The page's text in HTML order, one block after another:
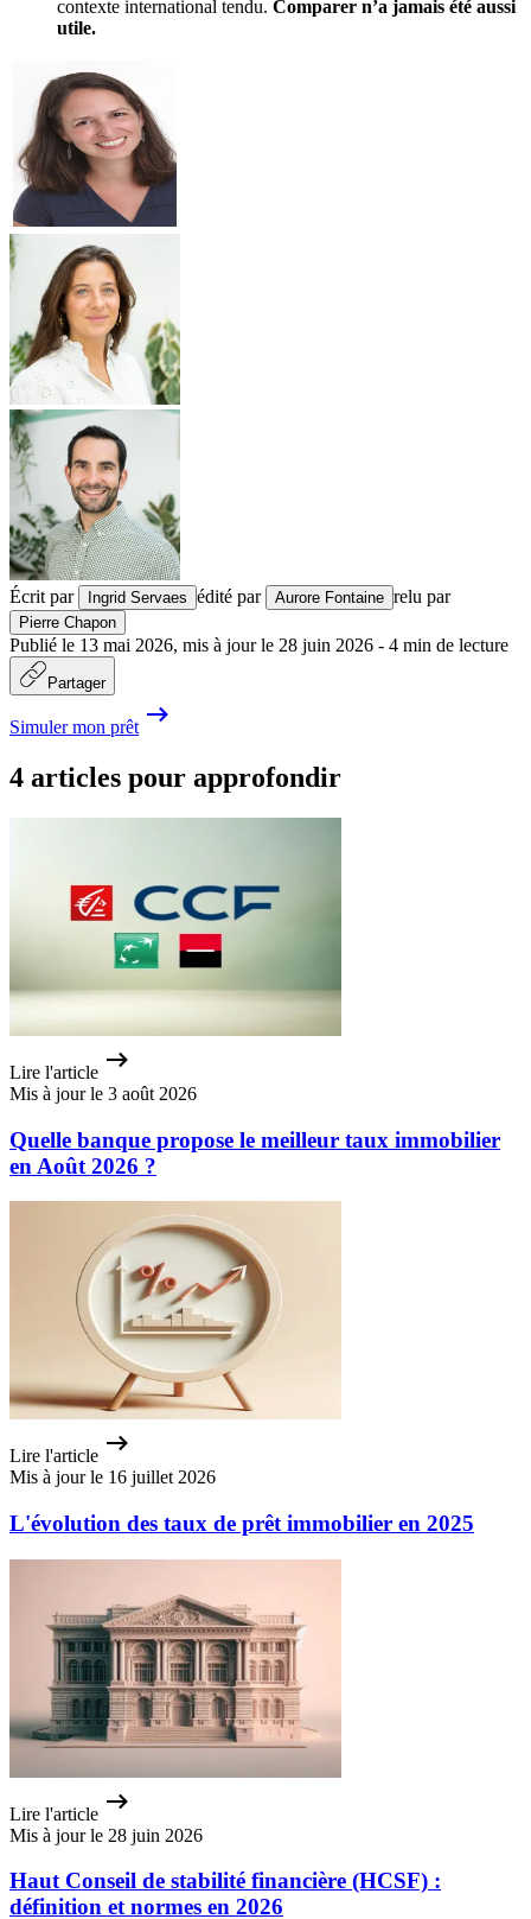
contexte international tendu. Comparer n’a jamais été aussi
utile.
Écrit par Ingrid Servaes édité par Aurore Fontaine relu par
Pierre Chapon
Publié le 13 mai 2026, mis à jour le 28 juin 2026 - 4 min de lecture
Partager
Simuler mon prêt
4 articles pour approfondir
Lire l'article
Mis à jour le 3 août 2026
Quelle banque propose le meilleur taux immobilier
en Août 2026 ?
Lire l'article
Mis à jour le 16 juillet 2026
L'évolution des taux de prêt immobilier en 2025
Lire l'article
Mis à jour le 28 juin 2026
Haut Conseil de stabilité financière (HCSF) :
définition et normes en 2026